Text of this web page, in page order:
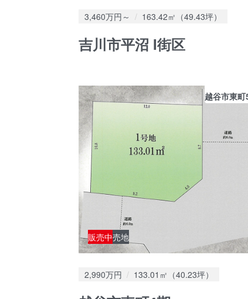
吉川市平沼 I街区
価格：
3,460万円～ 土地面積：
163.42㎡（49.43坪）
販売中売地
越谷市東町
価格：
2,990万円 土地面積：
133.01㎡（40.23坪）